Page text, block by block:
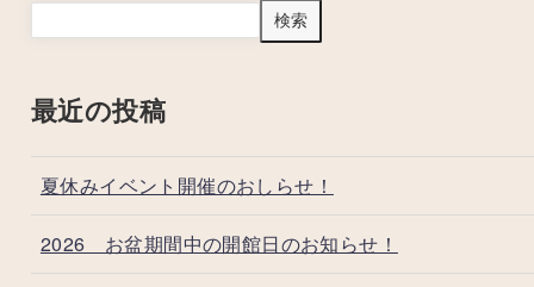
検索
最近の投稿
夏休みイベント開催のおしらせ！
2026 お盆期間中の開館日のお知らせ！